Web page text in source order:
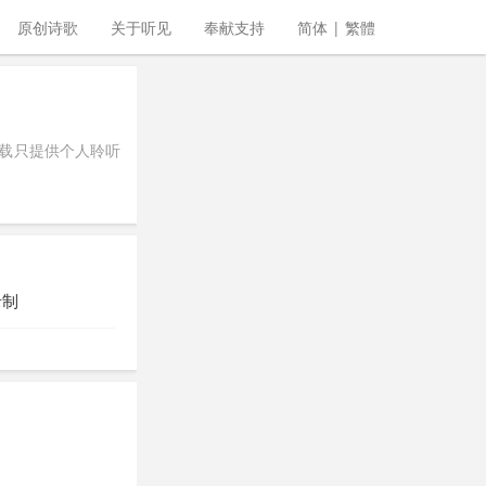
原创诗歌 关于听见 奉献支持 简体 | 繁體
只提供个人聆听